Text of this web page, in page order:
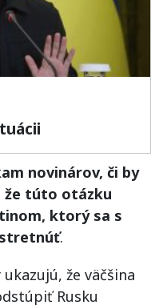
novinárov, či by
že túto otázku
ktorý sa s
.
že väčšina
Rusku